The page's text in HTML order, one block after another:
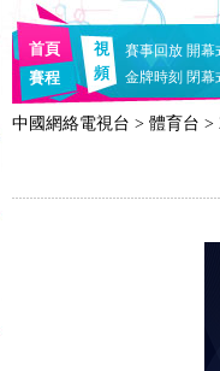
首頁
賽程
視
頻
賽事回放 開幕
金牌時刻 閉幕
中國網絡電視台 > 體育台 >